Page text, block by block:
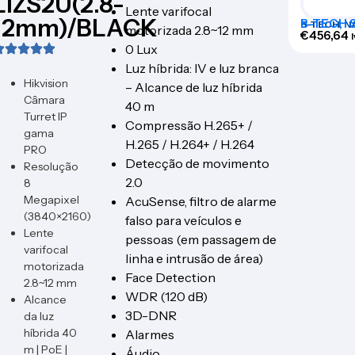
BLACK
Hikvision
Câmara
Turret IP
gama
PRO
Resolução
8
Megapixel
(3840×2160)
Lente
varifocal
motorizada
2.8~12 mm
Alcance
da luz
híbrida 40
m | PoE |
Lente varifocal
motorizada 2.8~12 mm
0 Lux
Luz híbrida: IV e luz branca
– Alcance de luz híbrida
40 m
Compressão H.265+ /
H.265 / H.264+ / H.264
Detecção de movimento
2.0
AcuSense, filtro de alarme
falso para veículos e
pessoas (em passagem de
linha e intrusão de área)
Face Detection
WDR (120 dB)
3D-DNR
Alarmes
B-TECH,
B-TECH
€456,64